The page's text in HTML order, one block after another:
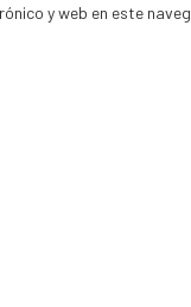
y web en este